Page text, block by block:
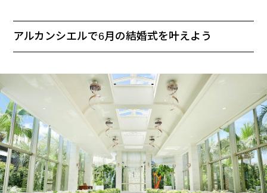
アルカンシエルで6月の結婚式を叶えよう